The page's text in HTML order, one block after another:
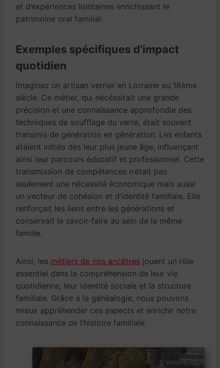
et d’expériences lointaines enrichissant le
patrimoine oral familial.
Exemples spécifiques d’impact
quotidien
Imaginez un artisan verrier en Lorraine au 18ème
siècle. Ce métier, qui nécéssitait une grande
précision et une connaissance approfondie des
techniques de soufflage du verre, était souvent
transmis de génération en génération. Les enfants
étaient initiés dès leur plus jeune âge, influençant
ainsi leur parcours éducatif et professionnel. Cette
transmission de compétences n’était pas
seulement une nécessité économique mais aussi
un vecteur de cohésion et d’identité familiale. Elle
renforçait les liens entre les générations et
conservait le savoir-faire au sein de la même
famille.
Ainsi, les métiers de nos ancêtres jouent un rôle
essentiel dans la compréhension de leur vie
quotidienne, leur identité sociale et la structure
familiale. Grâce à la généalogie, nous pouvons
mieux appréhender ces aspects et enrichir notre
connaissance de l’histoire familiale.